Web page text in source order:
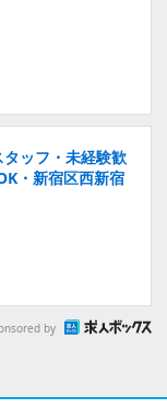
ッフ・未経験歓
・新宿区西新宿
by